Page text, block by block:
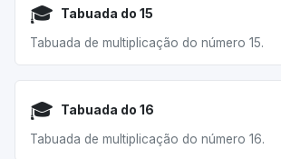
🎓 Tabuada do 15
Tabuada de multiplicação do número 15.
🎓 Tabuada do 16
Tabuada de multiplicação do número 16.